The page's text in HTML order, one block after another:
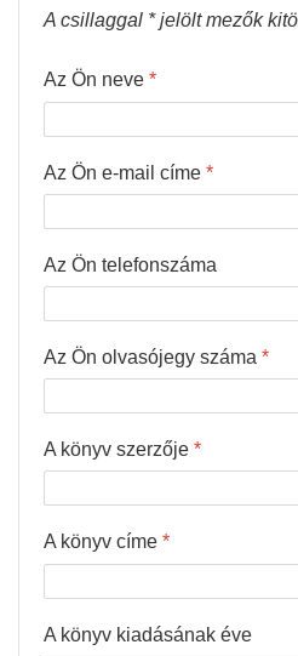
A csillaggal * jelölt mezők
Az Ön neve *
Az Ön e-mail címe *
Az Ön telefonszáma
Az Ön olvasójegy száma *
A könyv szerzője *
A könyv címe *
A könyv kiadásának éve